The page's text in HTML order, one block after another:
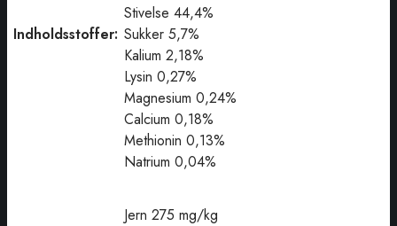
Indholdsstoffer:
Stivelse 44,4%
Sukker 5,7%
Kalium 2,18%
Lysin 0,27%
Magnesium 0,24%
Calcium 0,18%
Methionin 0,13%
Natrium 0,04%
Jern 275 mg/kg